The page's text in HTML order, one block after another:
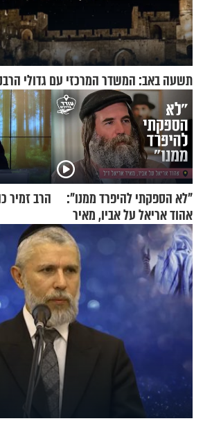
תשעה באב: המשדר המרכזי עם גדולי
"לא הספקתי להיפרד ממנו":
אהוד אריאל על אביו, מאיר
אריאל ז"ל
הרב זמיר